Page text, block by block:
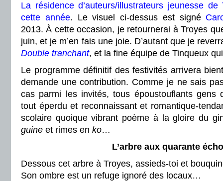
La résidence d’auteurs/illustrateurs jeunesse
cette année. Le visuel ci-dessus est signé
2013. À cette occasion, je retournerai à Troyes
juin, et je m’en fais une joie. D’autant que je
Double tranchant, et la fine équipe de Tinqueux
Le programme définitif des festivités arrivera
demande une contribution. Comme je ne sais
cas parmi les invités, tous époustouflants gens
tout éperdu et reconnaissant et romantique-
scolaire quoique vibrant poème à la gloire du
guine et rimes en ko…
L’arbre aux quarante
Dessous cet arbre à Troyes, assieds-toi et
Son ombre est un refuge ignoré des locaux…